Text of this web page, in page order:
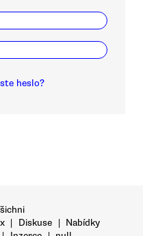
heslo?
| Diskuse | Nabídky